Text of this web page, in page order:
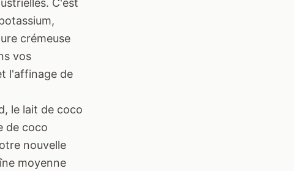
C'est
crémeuse
vos
l'affinage de
le lait de coco
de coco
nouvelle
moyenne